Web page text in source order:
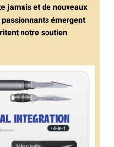
jamais et de nouveaux
émergent
notre soutien.